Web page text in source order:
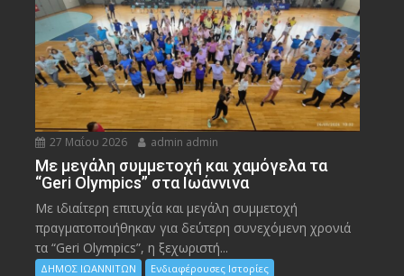
27 Μαΐου 2026 admin admin
Με μεγάλη συμμετοχή και χαμόγελα τα
“Geri Olympics” στα Ιωάννινα
Με ιδιαίτερη επιτυχία και μεγάλη συμμετοχή
πραγματοποιήθηκαν για δεύτερη συνεχόμενη χρονιά
τα “Geri Olympics”, η ξεχωριστή...
ΔΗΜΟΣ ΙΩΑΝΝΙΤΩΝ Ενδιαφέρουσες Ιστορίες